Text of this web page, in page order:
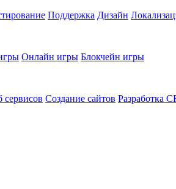
Поддержка Дизайн
Онлайн игры Блокчейн игры
сервисов Создание сайтов Разработка